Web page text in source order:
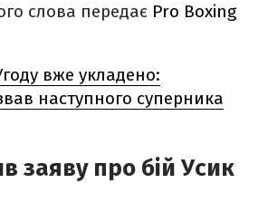
слова передає Pro Boxing
вже укладено:
наступного суперника
заяву про бій Усик